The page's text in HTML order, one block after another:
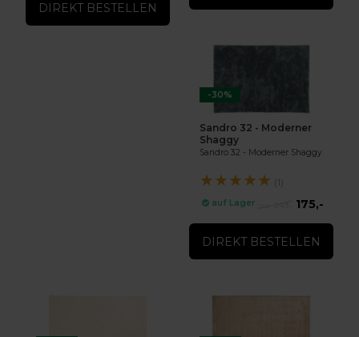
DIREKT BESTELLEN
-30%
Sandro 32 - Moderner
Shaggy
Sandro 32 - Moderner Shaggy
★★★★★ (1)
auf Lager 175,-
DIREKT BESTELLEN